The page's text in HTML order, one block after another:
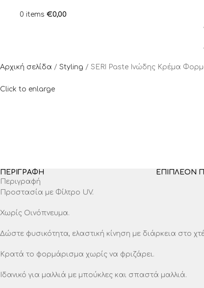
0 items €0,00
Αρχική σελίδα Styling SERI Paste Ινώδης Κρέμα
Click to enlarge
ΠΕΡΙΓΡΑΦΉ ΕΠΙΠΛΈΟΝ
Περιγραφή
Προστασία με Φίλτρο UV.
Χωρίς Οινόπνευμα.
Δώστε φυσικότητα, ελαστική κίνηση με διάρκεια στο
Κρατά το φορμάρισμα χωρίς να φριζάρει.
Ιδανικό για μαλλιά με μπούκλες και σπαστά μαλλιά.